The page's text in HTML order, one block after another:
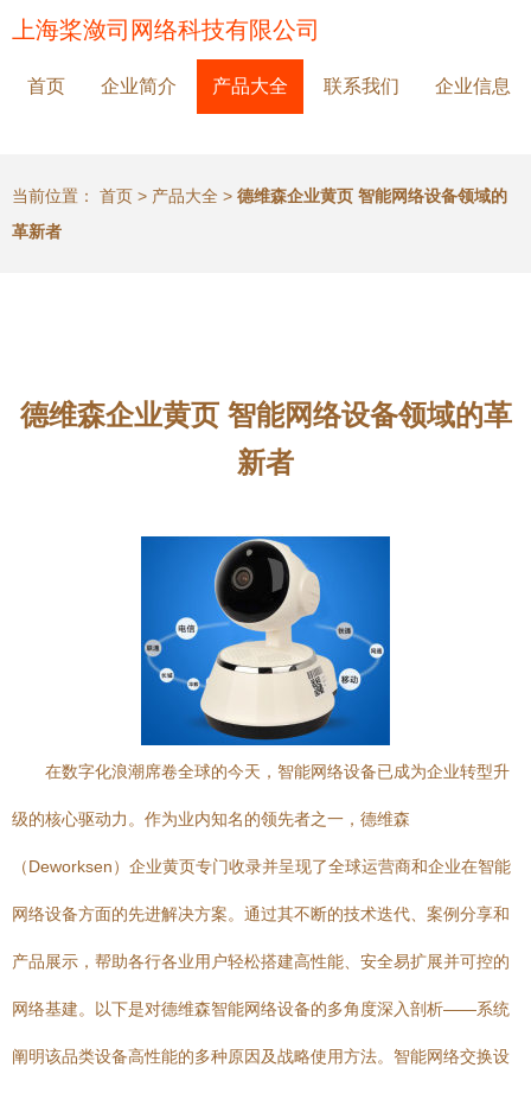
上海桨潋司网络科技有限公司
首页 企业简介 产品大全 联系我们 企业信息
当前位置： 首页 > 产品大全 > 德维森企业黄页 智能网络设备领域的
革新者
德维森企业黄页 智能网络设备领域的革
新者
在数字化浪潮席卷全球的今天，智能网络设备已成为企业转型升
级的核心驱动力。作为业内知名的领先者之一，德维森
（Deworksen）企业黄页专门收录并呈现了全球运营商和企业在智能
网络设备方面的先进解决方案。通过其不断的技术迭代、案例分享和
产品展示，帮助各行各业用户轻松搭建高性能、安全易扩展并可控的
网络基建。以下是对德维森智能网络设备的多角度深入剖析——系统
阐明该品类设备高性能的多种原因及战略使用方法。智能网络交换设